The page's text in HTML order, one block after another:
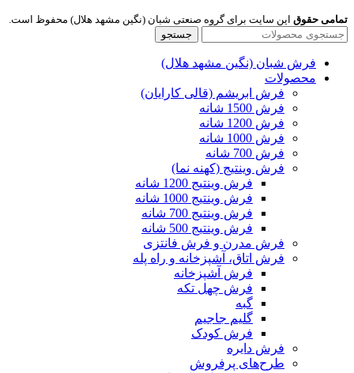
تمامی حقوق این سایت برای گروه صنعتی شبان (نگین مشهد هلال) محفوظ است.
جستجو
فرش شبان (نگین مشهد هلال)
محصولات
فرش ابریشم (قالی کارایان)
فرش 1500 شانه
فرش 1200 شانه
فرش 1000 شانه
فرش 700 شانه
فرش وینتیج (کهنه نما)
فرش وینتیج 1200 شانه
فرش وینتیج 1000 شانه
فرش وینتیج 700 شانه
فرش وینتیج 500 شانه
فرش مدرن و فرش فانتزی
فرش اتاق، آشپزخانه و راه پله
فرش آشپزخانه
فرش چهل تکه
گبه
گلیم جاجیم
فرش کودک
فرش دایره
طرح‌های پرفروش